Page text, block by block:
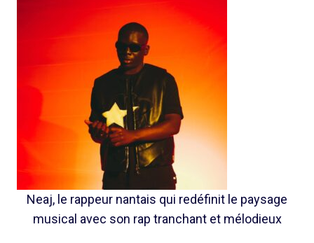
Neaj, le rappeur nantais qui redéfinit le paysage
musical avec son rap tranchant et mélodieux